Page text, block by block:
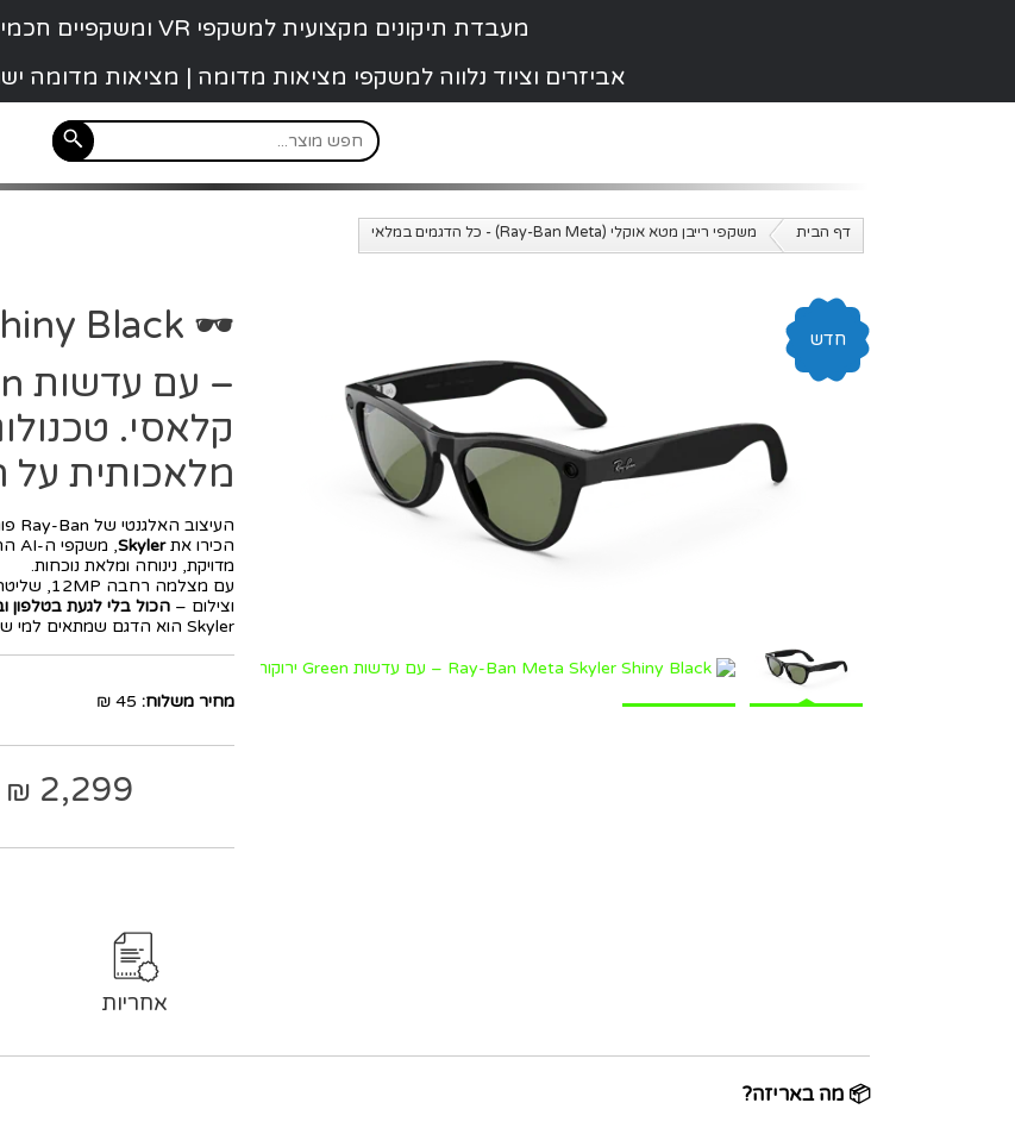
מעבדת תיקונים מקצועית למשקפי VR ומשקפיים חכמים בישראל
אביזרים וציוד נלווה למשקפי מציאות מדומה | מציאות מדומה
דף הבית משקפי רייבן מטא אוקלי (Ray-Ban Meta) - כל הדגמים במלאי
חדש
Black
קלאסי.
מלאכותית על
העיצוב האלגנטי של Ray-Ban פוגש את היכולות של Meta –
הכירו אתSkyler, משקפי ה-AI החכמים בצבע
מדויקת, נינוחה ומלאת נוכחות.
וצילום –הכול בלי לגעת בטלפון
Skyler הוא הדגם שמתאים למי שרוצה סטייל נקי ומוכר – עם טכנולוגיה שמקדימה את זמנה.
מחיר משלוח: 45 ₪
2,299
₪
אחריות
📦 מה באריזה?